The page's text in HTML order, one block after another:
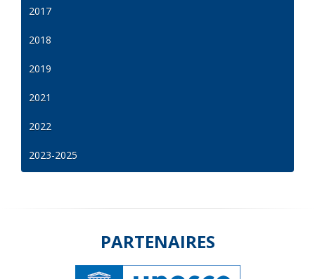
2017
2018
2019
2021
2022
2023-2025
PARTENAIRES